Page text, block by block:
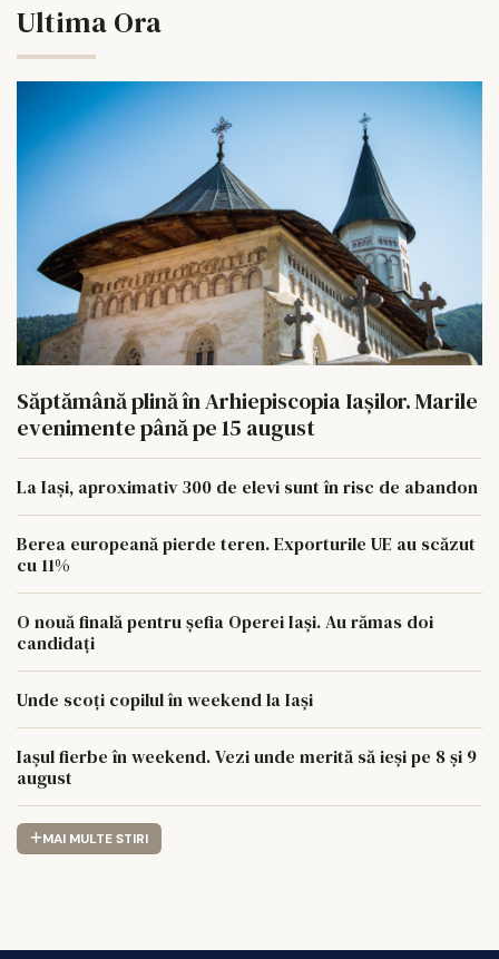
Ultima Ora
Săptămână plină în Arhiepiscopia Iașilor. Marile
evenimente până pe 15 august
La Iași, aproximativ 300 de elevi sunt în risc de abandon
Berea europeană pierde teren. Exporturile UE au scăzut
cu 11%
O nouă finală pentru șefia Operei Iași. Au rămas doi
candidați
Unde scoți copilul în weekend la Iași
Iașul fierbe în weekend. Vezi unde merită să ieși pe 8 și 9
august
MAI MULTE STIRI